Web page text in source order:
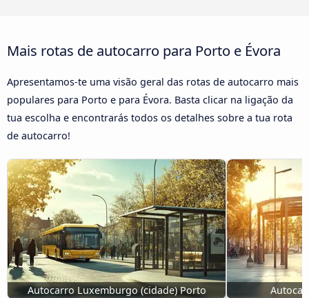
Mais rotas de autocarro para Porto e Évora
Apresentamos-te uma visão geral das rotas de autocarro mais
populares para Porto e para Évora. Basta clicar na ligação da
tua escolha e encontrarás todos os detalhes sobre a tua rota
de autocarro!
Autocarro Luxemburgo (cidade) Porto